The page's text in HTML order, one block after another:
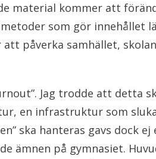
material kommer att
som gör innehållet
påverka samhället, skolan
Jag trodde att detta
en infrastruktur som
ska hanteras gavs dock
ämnen på gymnasiet.